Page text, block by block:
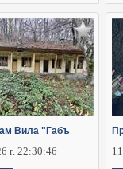
Вила "Габъ
г. 22:30:46